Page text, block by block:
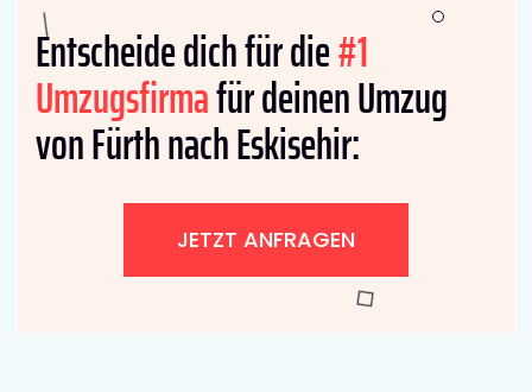
Entscheide dich für die#1
Umzugsfirmafür deinen Umzug
von Fürth nach Eskisehir:
JETZT ANFRAGEN